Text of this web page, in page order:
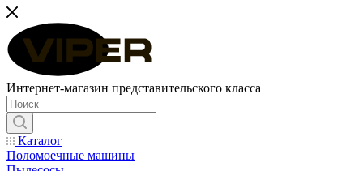
Интернет-магазин представительского класса
Каталог
Поломоечные машины